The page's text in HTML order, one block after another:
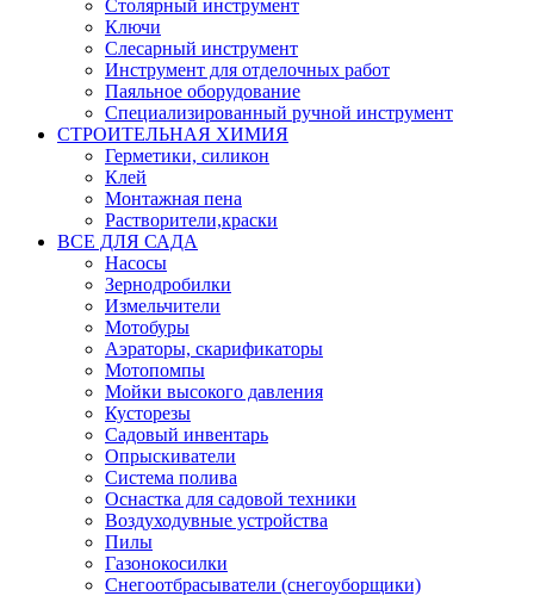
Столярный инструмент
Ключи
Слесарный инструмент
Инструмент для отделочных работ
Паяльное оборудование
Специализированный ручной инструмент
СТРОИТЕЛЬНАЯ ХИМИЯ
Герметики, силикон
Клей
Монтажная пена
Растворители,краски
ВСЕ ДЛЯ САДА
Насосы
Зернодробилки
Измельчители
Мотобуры
Аэраторы, скарификаторы
Мотопомпы
Мойки высокого давления
Кусторезы
Садовый инвентарь
Опрыскиватели
Система полива
Оснастка для садовой техники
Воздуходувные устройства
Пилы
Газонокосилки
Снегоотбрасыватели (снегоуборщики)